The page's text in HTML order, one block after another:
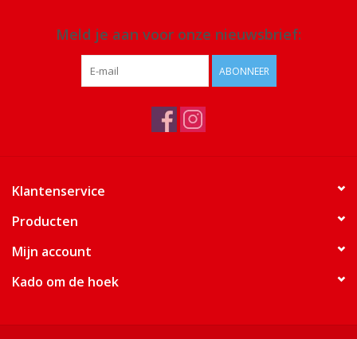
Meld je aan voor onze nieuwsbrief:
ABONNEER
Klantenservice
Producten
Mijn account
Kado om de hoek